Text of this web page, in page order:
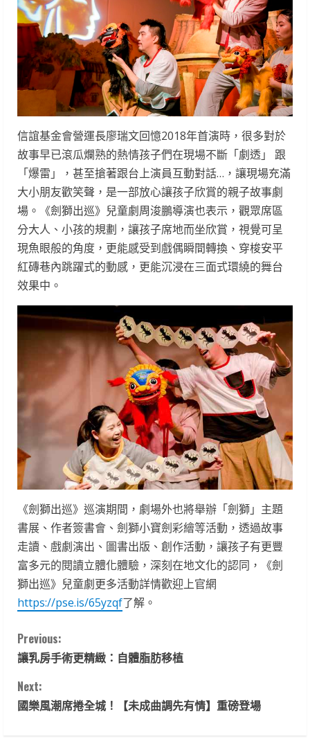
信誼基金會營運長廖瑞文回憶2018年首演時，很多對於
故事早已滾瓜爛熟的熱情孩子們在現場不斷「劇透」 跟
「爆雷」，甚至搶著跟台上演員互動對話…，讓現場充滿
大小朋友歡笑聲，是一部放心讓孩子欣賞的親子故事劇
場。《劍獅出巡》兒童劇周浚鵬導演也表示，觀眾席區
分大人、小孩的規劃，讓孩子席地而坐欣賞，視覺可呈
現魚眼般的角度，更能感受到戲偶瞬間轉換、穿梭安平
紅磚巷內跳躍式的動感，更能沉浸在三面式環繞的舞台
效果中。
《劍獅出巡》巡演期間，劇場外也將舉辦「劍獅」主題
書展、作者簽書會、劍獅小寶劍彩繪等活動，透過故事
走讀、戲劇演出、圖書出版、創作活動，讓孩子有更豐
富多元的閱讀立體化體驗，深刻在地文化的認同，《劍
獅出巡》兒童劇更多活動詳情歡迎上官網
https://pse.is/65yzqf了解。
C
o
n
Previous:
讓乳房手術更精緻：自體脂肪移植
Next:
國樂風潮席捲全城！【未成曲調先有情】重磅登場